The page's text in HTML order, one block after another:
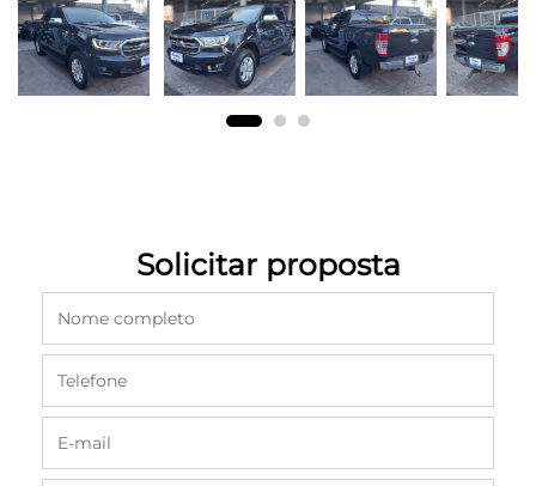
Solicitar proposta